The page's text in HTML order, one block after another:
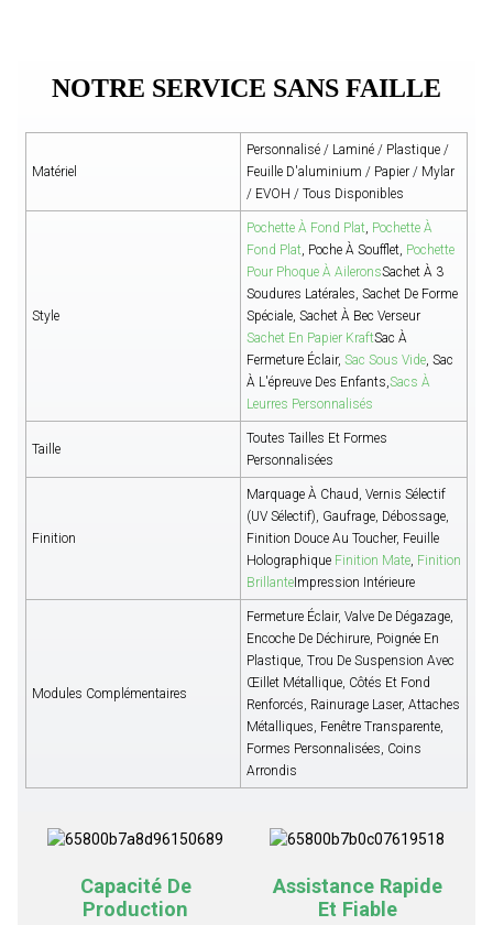
NOTRE SERVICE SANS FAILLE
Matériel
Personnalisé / Laminé / Plastique /
Feuille D'aluminium / Papier / Mylar
/ EVOH / Tous Disponibles
Style
Pochette À Fond Plat Pochette À
Fond Plat , Poche À Soufflet, Pochette
Pour Phoque À AileronsSachet À 3
Soudures Latérales, Sachet De Forme
Spéciale, Sachet À Bec Verseur
Sachet En Papier KraftSac À
Fermeture Éclair, Sac Sous Vide, Sac
À L'épreuve Des Enfants, Sacs À
Leurres Personnalisés
Taille
Toutes Tailles Et Formes
Personnalisées
Finition
Marquage À Chaud, Vernis Sélectif
(UV Sélectif), Gaufrage, Débossage,
Finition Douce Au Toucher, Feuille
Holographique Finition Mate, Finition
BrillanteImpression Intérieure
Modules Complémentaires
Fermeture Éclair, Valve De Dégazage,
Encoche De Déchirure, Poignée En
Plastique, Trou De Suspension Avec
Œillet Métallique, Côtés Et Fond
Renforcés, Rainurage Laser, Attaches
Métalliques, Fenêtre Transparente,
Formes Personnalisées, Coins
Arrondis
Capacité De
Production
Assistance Rapide
Et Fiable